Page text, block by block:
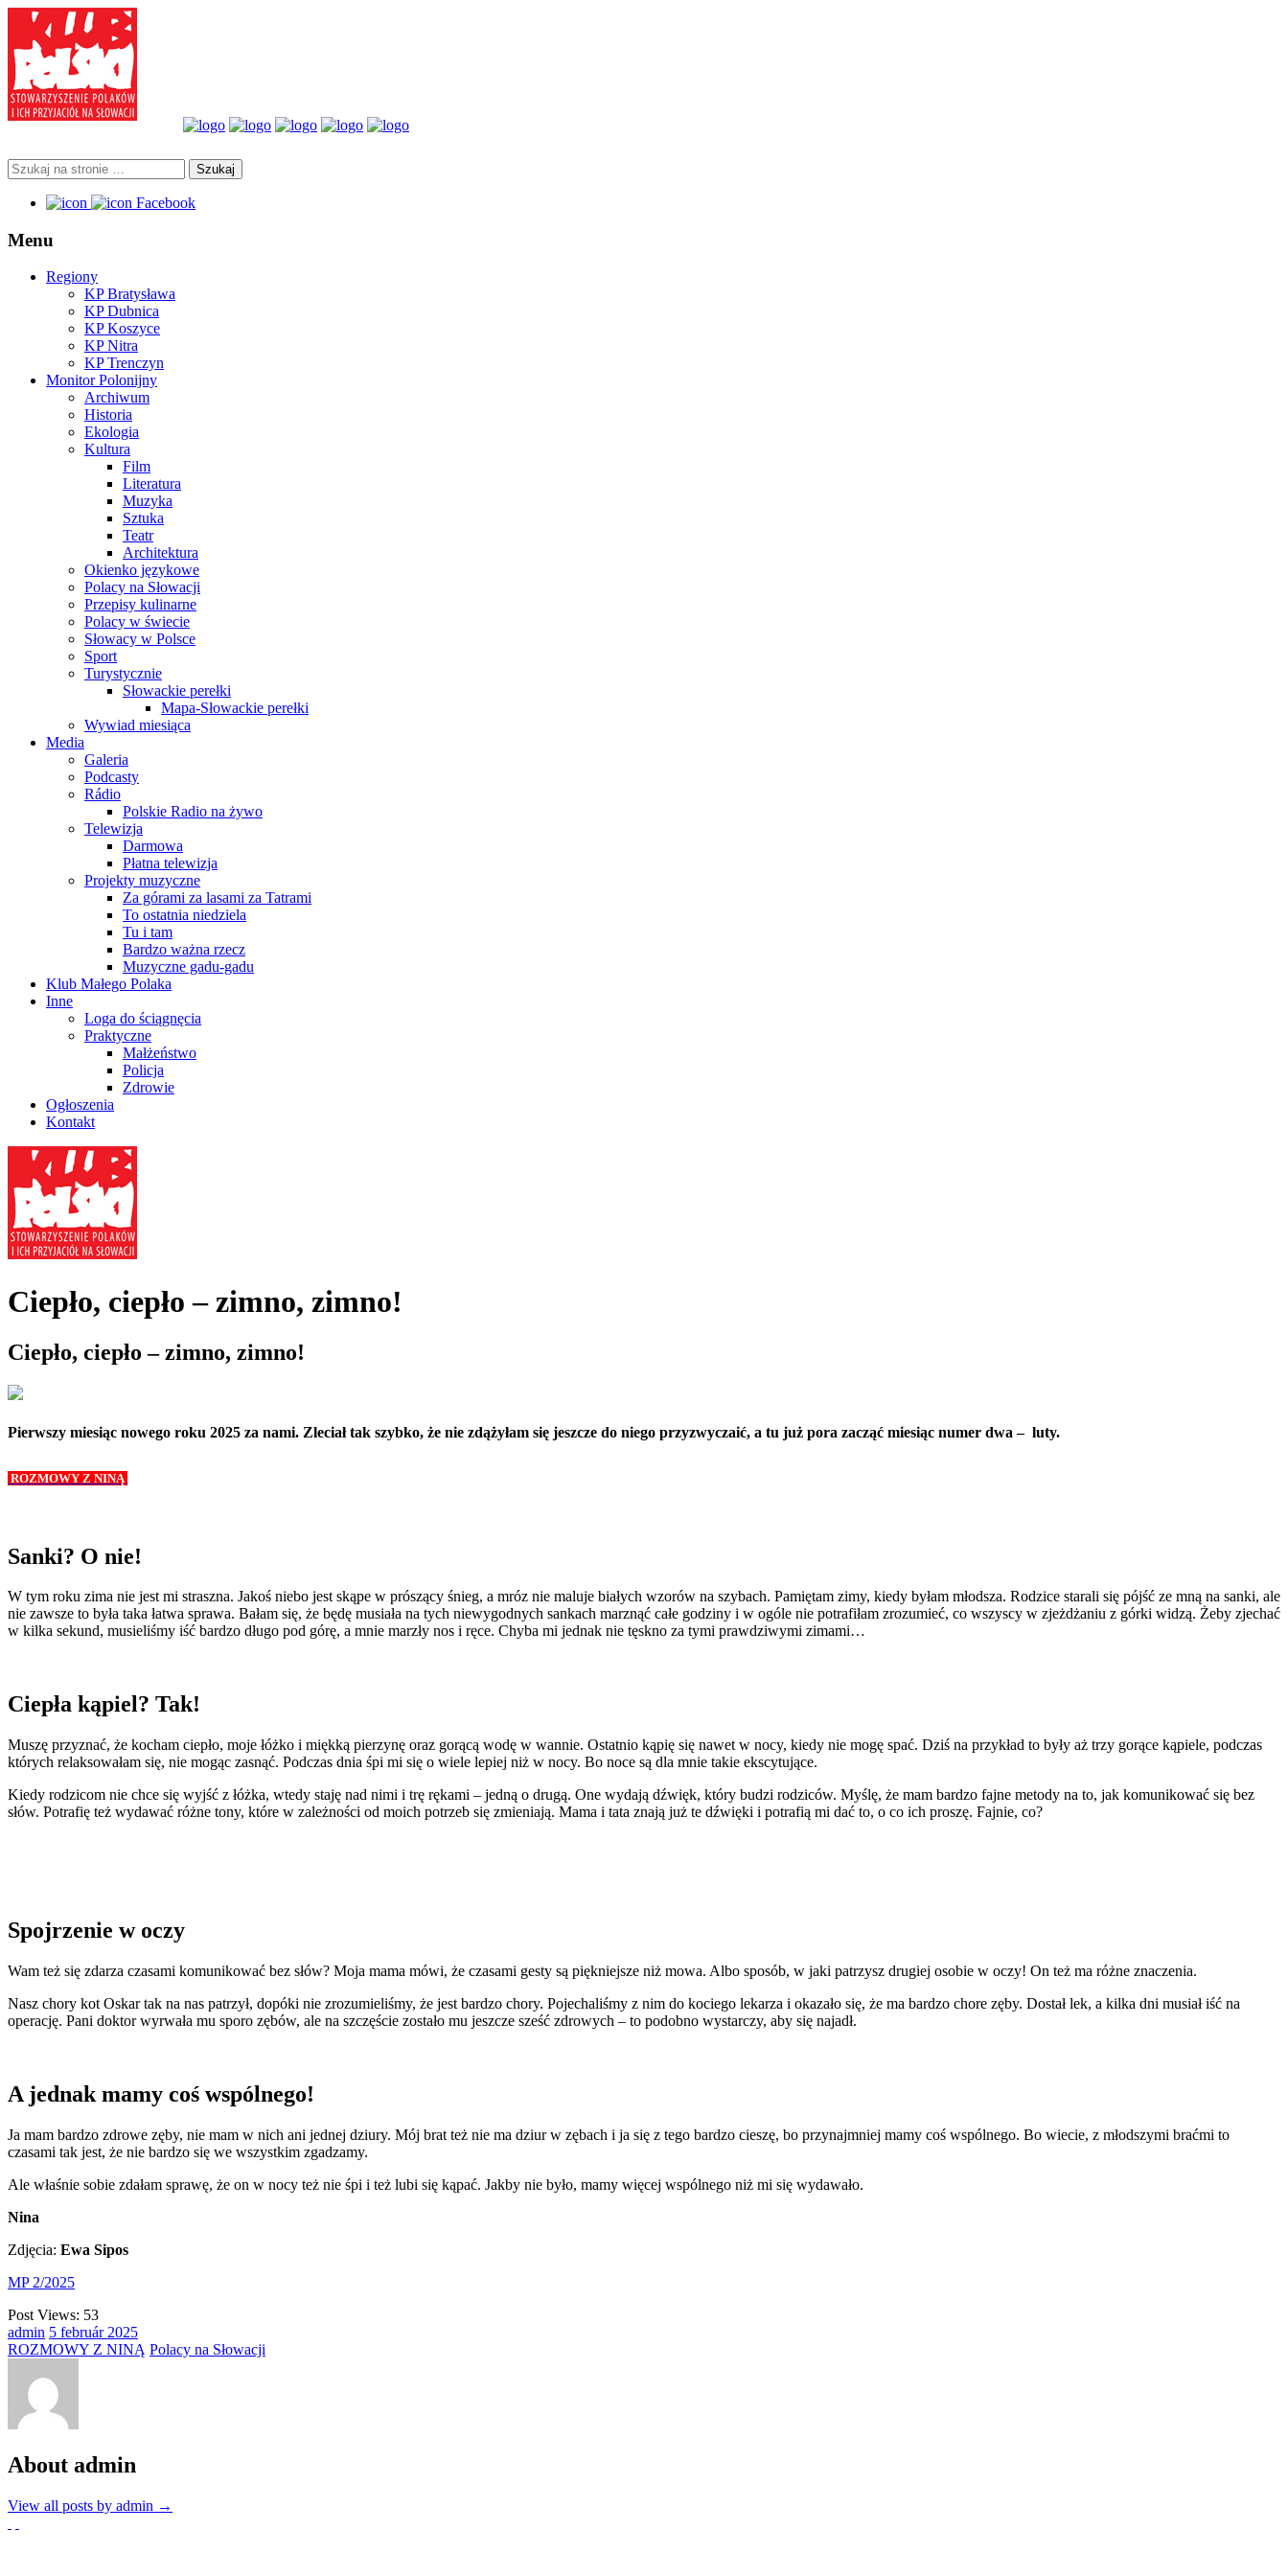
Facebook
Menu
Regiony
KP Bratysława
KP Dubnica
KP Koszyce
KP Nitra
KP Trenczyn
Monitor Polonijny
Archiwum
Historia
Ekologia
Kultura
Film
Literatura
Muzyka
Sztuka
Teatr
Architektura
Okienko językowe
Polacy na Słowacji
Przepisy kulinarne
Polacy w świecie
Słowacy w Polsce
Sport
Turystycznie
Słowackie perełki
Mapa-Słowackie perełki
Wywiad miesiąca
Media
Galeria
Podcasty
Rádio
Polskie Radio na żywo
Telewizja
Darmowa
Płatna telewizja
Projekty muzyczne
Za górami za lasami za Tatrami
To ostatnia niedziela
Tu i tam
Bardzo ważna rzecz
Muzyczne gadu-gadu
Klub Małego Polaka
Inne
Loga do ściągnęcia
Praktyczne
Małżeństwo
Policja
Zdrowie
Ogłoszenia
Kontakt
Ciepło, ciepło – zimno, zimno!
Ciepło, ciepło – zimno, zimno!
Pierwszy miesiąc nowego roku 2025 za nami. Zleciał tak szybko, że nie zdążyłam się jeszcze do niego przyzwyczaić, a tu już pora zacząć miesiąc numer dwa – luty.
ROZMOWY Z NINĄ
Sanki? O nie!
W tym roku zima nie jest mi straszna. Jakoś niebo jest skąpe w prószący śnieg, a mróz nie maluje białych wzorów na szybach. Pamiętam zimy, kiedy byłam młodsza. Rodzice starali się pójść ze mną na sanki, ale
nie zawsze to była taka łatwa sprawa. Bałam się, że będę musiała na tych niewygodnych sankach marznąć całe godziny i w ogóle nie potrafiłam zrozumieć, co wszyscy w zjeżdżaniu z górki widzą. Żeby zjechać
w kilka sekund, musieliśmy iść bardzo długo pod górę, a mnie marzły nos i ręce. Chyba mi jednak nie tęskno za tymi prawdziwymi zimami…
Ciepła kąpiel? Tak!
Muszę przyznać, że kocham ciepło, moje łóżko i miękką pierzynę oraz gorącą wodę w wannie. Ostatnio kąpię się nawet w nocy, kiedy nie mogę spać. Dziś na przykład to były aż trzy gorące kąpiele, podczas
których relaksowałam się, nie mogąc zasnąć. Podczas dnia śpi mi się o wiele lepiej niż w nocy. Bo noce są dla mnie takie ekscytujące.
Kiedy rodzicom nie chce się wyjść z łóżka, wtedy staję nad nimi i trę rękami – jedną o drugą. One wydają dźwięk, który budzi rodziców. Myślę, że mam bardzo fajne metody na to, jak komunikować się bez
słów. Potrafię też wydawać różne tony, które w zależności od moich potrzeb się zmieniają. Mama i tata znają już te dźwięki i potrafią mi dać to, o co ich proszę. Fajnie, co?
Spojrzenie w oczy
Wam też się zdarza czasami komunikować bez słów? Moja mama mówi, że czasami gesty są piękniejsze niż mowa. Albo sposób, w jaki patrzysz drugiej osobie w oczy! On też ma różne znaczenia.
Nasz chory kot Oskar tak na nas patrzył, dopóki nie zrozumieliśmy, że jest bardzo chory. Pojechaliśmy z nim do kociego lekarza i okazało się, że ma bardzo chore zęby. Dostał lek, a kilka dni musiał iść na
operację. Pani doktor wyrwała mu sporo zębów, ale na szczęście zostało mu jeszcze sześć zdrowych – to podobno wystarczy, aby się najadł.
A jednak mamy coś wspólnego!
Ja mam bardzo zdrowe zęby, nie mam w nich ani jednej dziury. Mój brat też nie ma dziur w zębach i ja się z tego bardzo cieszę, bo przynajmniej mamy coś wspólnego. Bo wiecie, z młodszymi braćmi to
czasami tak jest, że nie bardzo się we wszystkim zgadzamy.
Ale właśnie sobie zdałam sprawę, że on w nocy też nie śpi i też lubi się kąpać. Jakby nie było, mamy więcej wspólnego niż mi się wydawało.
Nina
Zdjęcia: Ewa Sipos
MP 2/2025
Post Views: 53
admin 5 február 2025
ROZMOWY Z NINĄ Polacy na Słowacji
About admin
View all posts by admin →